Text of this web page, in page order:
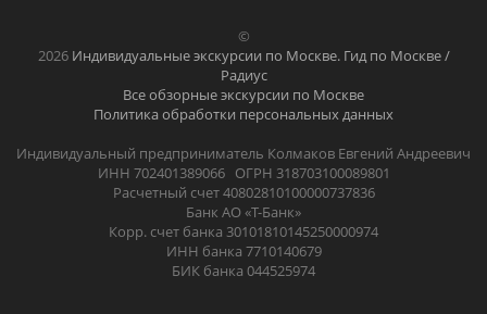
©
2026 Индивидуальные экскурсии по Москве. Гид по Москве /
Радиус
Все обзорные экскурсии по Москве
Политика обработки персональных данных
Индивидуальный предприниматель Колмаков Евгений Андреевич
ИНН 702401389066 ОГРН 318703100089801
Расчетный счет 40802810100000737836
Банк АО «Т-Банк»
Корр. счет банка 30101810145250000974
ИНН банка 7710140679
БИК банка 044525974